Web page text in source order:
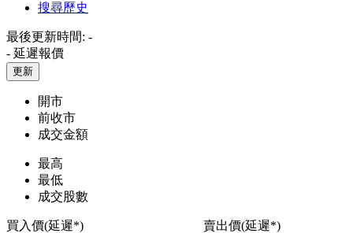
搜尋歷史
最後更新時間: -
- 延遲報價
更新
開市
前收市
成交金額
最高
最低
成交股數
買入價(延遲*)
賣出價(延遲*)